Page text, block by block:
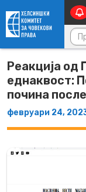
Skip to content
Реакција од
еднаквост:
почина
февруари 24,